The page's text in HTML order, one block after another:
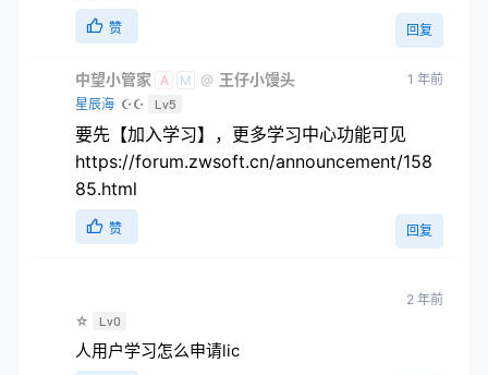
赞 回复
中望小管家 A M @ 王仔小馒头
星辰海 ☪☪ Lv5
1 年前
要先【加入学习】，更多学习中心功能可见
https://forum.zwsoft.cn/announcement/158
85.html
赞 回复
☆ Lv0
2 年前
人用户学习怎么申请lic